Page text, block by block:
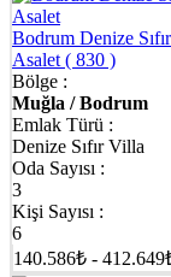
Bodrum Denize
Asalet ( 830 )
Bölge :
Muğla / Bodrum
Emlak Türü :
Denize Sıfır Villa
Oda Sayısı :
3
Kişi Sayısı :
6
140.586₺ -